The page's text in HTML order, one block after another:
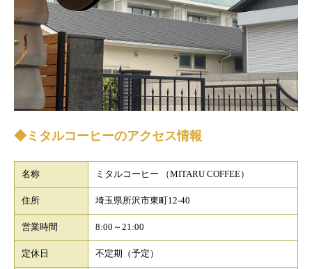
◆ミタルコーヒーのアクセス情報
名称 ミタルコーヒー （MITARU COFFEE）
住所 埼玉県所沢市東町12-40
営業時間 8:00～21:00
定休日 不定期（予定）